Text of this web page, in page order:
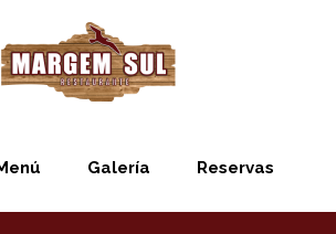
Galería Reservas